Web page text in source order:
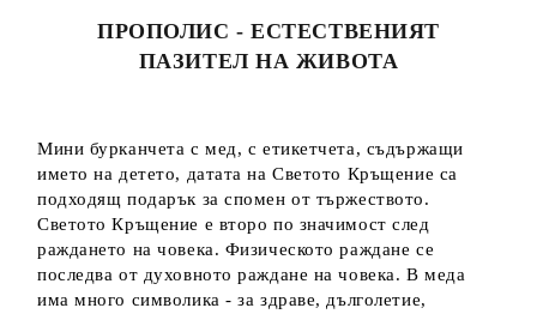
ПРОПОЛИС - ЕСТЕСТВЕНИЯТ
ПАЗИТЕЛ НА ЖИВОТА
Мини бурканчета с мед, с етикетчета, съдържащи
името на детето, датата на Светото Кръщение са
подходящ подарък за спомен от тържеството.
Светото Кръщение е второ по значимост след
раждането на човека. Физическото раждане се
последва от духовното раждане на човека. В меда
има много символика - за здраве, дълголетие,